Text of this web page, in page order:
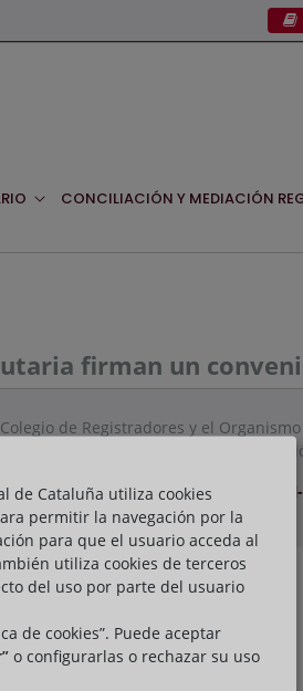
CONCILIACIÓN Y MEDIACIÓN
firman un
de Registradores y el
el acceso por Internet de la
dogc.gencat.cat/ca/document-
de Cataluña utiliza cookies
permitir la navegación por la
para que el usuario acceda al
utiliza cookies de terceros
del uso por parte del usuario
de cookies”. Puede aceptar
o configurarlas o rechazar su uso